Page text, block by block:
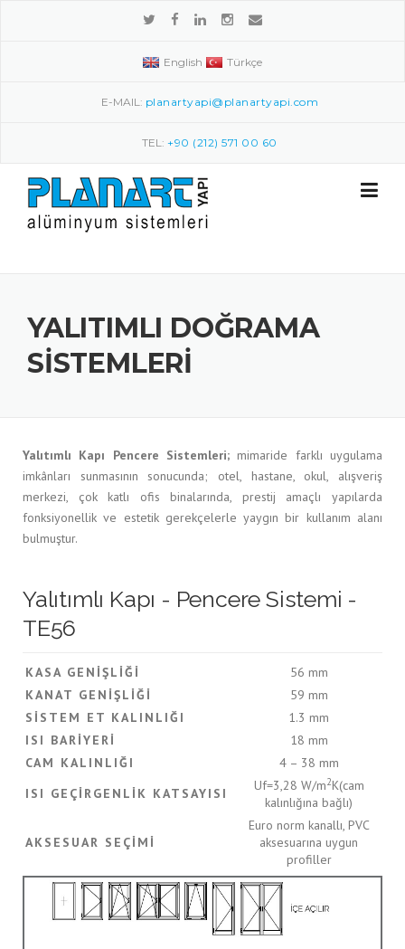
English Türkçe
E-MAIL: planartyapi@planartyapi.com
TEL:+90 (212) 571 00 60
YALITIMLI DOĞRAMA
SISTEMLERI
Yalıtımlı Kapı Pencere Sistemleri; mimaride farklı uygulama
imkânları sunmasının sonucunda; otel, hastane, okul, alışveriş
merkezi, çok katlı ofis binalarında, prestij amaçlı yapılarda
fonksiyonellik ve estetik gerekçelerle yaygın bir kullanım alanı
bulmuştur.
Yalıtımlı Kapı - Pencere Sistemi -
TE56
KASA GENIŞLIĞI
56 mm
KANAT GENIŞLIĞI
59 mm
SISTEM ET KALINLIĞI
1.3 mm
ISI BARIYERI
18 mm
CAM KALINLIĞI
4 – 38 mm
ISI GEÇIRGENLIK KATSAYISI
Uf=3,28 W/m2K(cam
kalınlığına bağlı)
AKSESUAR SEÇIMI
Euro norm kanallı, PVC
aksesuarına uygun
profiller